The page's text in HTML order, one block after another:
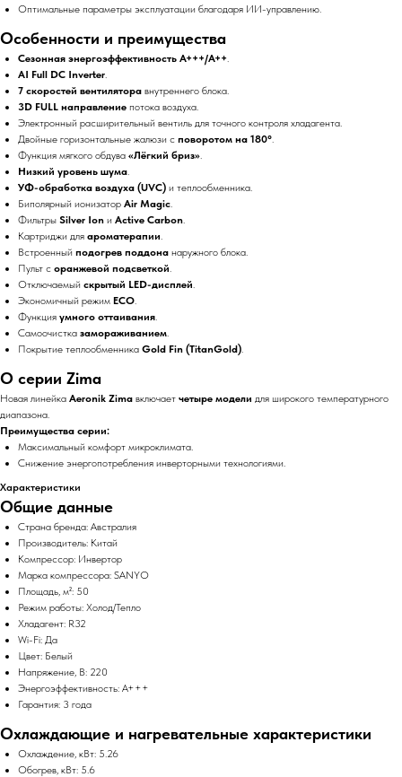
Оптимальные параметры эксплуатации благодаря ИИ-управлению.
Особенности и преимущества
Сезонная энергоэффективность A+++/A++.
AI Full DC Inverter.
7 скоростей вентилятора внутреннего блока.
3D FULL направление потока воздуха.
Электронный расширительный вентиль для точного контроля хладагента.
Двойные горизонтальные жалюзи с поворотом на 180°.
Функция мягкого обдува «Лёгкий бриз».
Низкий уровень шума.
УФ-обработка воздуха (UVC) и теплообменника.
Биполярный ионизатор Air Magic.
Фильтры Silver Ion и Active Carbon.
Картриджи для ароматерапии.
Встроенный подогрев поддона наружного блока.
Пульт с оранжевой подсветкой.
Отключаемый скрытый LED-дисплей.
Экономичный режим ECO.
Функция умного оттаивания.
Самоочистка замораживанием.
Покрытие теплообменника Gold Fin (TitanGold).
О серии Zima
Новая линейка Aeronik Zima включает четыре модели для широкого температурного
диапазона.
Преимущества серии:
Максимальный комфорт микроклимата.
Снижение энергопотребления инверторными технологиями.
Характеристики
Общие данные
Страна бренда: Австралия
Производитель: Китай
Компрессор: Инвертор
Марка компрессора: SANYO
Площадь, м²: 50
Режим работы: Холод/Тепло
Хладагент: R32
Wi-Fi: Да
Цвет: Белый
Напряжение, В: 220
Энергоэффективность: A+++
Гарантия: 3 года
Охлаждающие и нагревательные характеристики
Охлаждение, кВт: 5.26
Обогрев, кВт: 5.6